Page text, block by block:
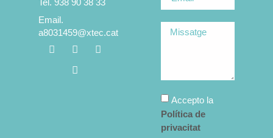
Tel. 938 90 38 33
Email.
a8031459@xtec.cat
Accepto la
Política de
privacitat